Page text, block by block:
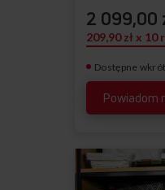
Powiadom
2 099,00
209,90 zł x 10
Dostępne